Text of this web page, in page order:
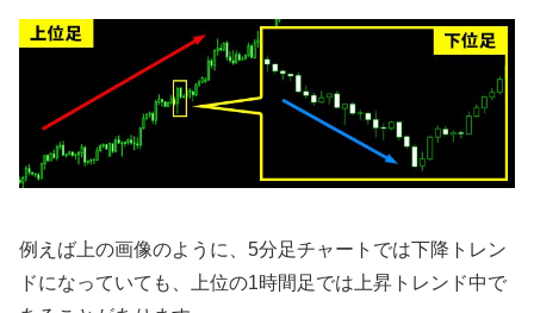
例えば上の画像のように、5分足チャートでは下降トレン
ドになっていても、上位の1時間足では上昇トレンド中で